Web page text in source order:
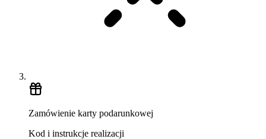
Zamówienie karty podarunkowej
Kod i instrukcje realizacji